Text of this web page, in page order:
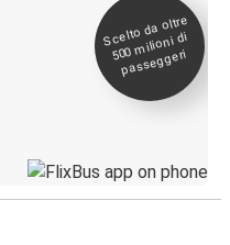
Scelto da oltre
500
milioni di
passeggeri